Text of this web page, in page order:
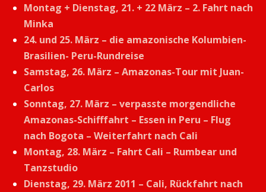
Montag + Dienstag, 21. + 22 März – 2. Fahrt nach
Minka
24. und 25. März – die amazonische Kolumbien-
Brasilien- Peru-Rundreise
Samstag, 26. März – Amazonas-Tour mit Juan-
Carlos
Sonntag, 27. März – verpasste morgendliche
Amazonas-Schifffahrt – Essen in Peru – Flug
nach Bogota – Weiterfahrt nach Cali
Montag, 28. März – Fahrt Cali – Rumbear und
Tanzstudio
Dienstag, 29. März 2011 – Cali, Rückfahrt nach